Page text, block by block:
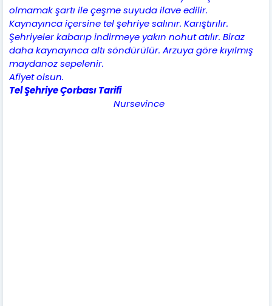
olmamak şartı ile çeşme suyuda ilave edilir.
Kaynayınca içersine tel şehriye salınır. Karıştırılır.
Şehriyeler kabarıp indirmeye yakın nohut atılır. Biraz
daha kaynayınca altı söndürülür. Arzuya göre kıyılmış
maydanoz sepelenir.
Afiyet olsun.
Tel Şehriye Çorbası Tarifi
Nursevince